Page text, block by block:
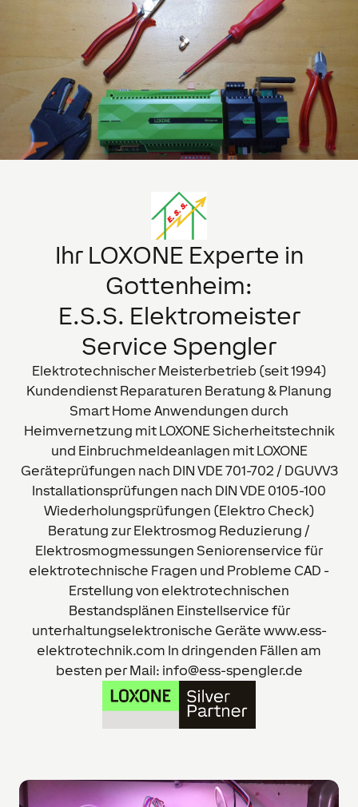
Ihr LOXONE Experte in
Gottenheim:
E.S.S. Elektromeister
Service Spengler
Elektrotechnischer Meisterbetrieb (seit 1994)
Kundendienst Reparaturen Beratung & Planung
Smart Home Anwendungen durch
Heimvernetzung mit LOXONE Sicherheitstechnik
und Einbruchmeldeanlagen mit LOXONE
Geräteprüfungen nach DIN VDE 701-702 / DGUVV3
Installationsprüfungen nach DIN VDE 0105-100
Wiederholungsprüfungen (Elektro Check)
Beratung zur Elektrosmog Reduzierung /
Elektrosmogmessungen Seniorenservice für
elektrotechnische Fragen und Probleme CAD -
Erstellung von elektrotechnischen
Bestandsplänen Einstellservice für
unterhaltungselektronische Geräte www.ess-
elektrotechnik.com In dringenden Fällen am
besten per Mail: info@ess-spengler.de